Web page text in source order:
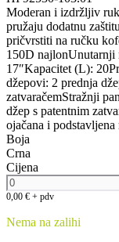
Moderan i izdržljiv
pružaju dodatnu
pričvrstiti na ručku
150D najlonUnutarnji
17″Kapacitet (L):
džepovi: 2 prednja
zatvaračemStražnji
džep s patentnim
ojačana i
Boja
Crna
Cijena
0,00 € + pdv
Nema na zalihi